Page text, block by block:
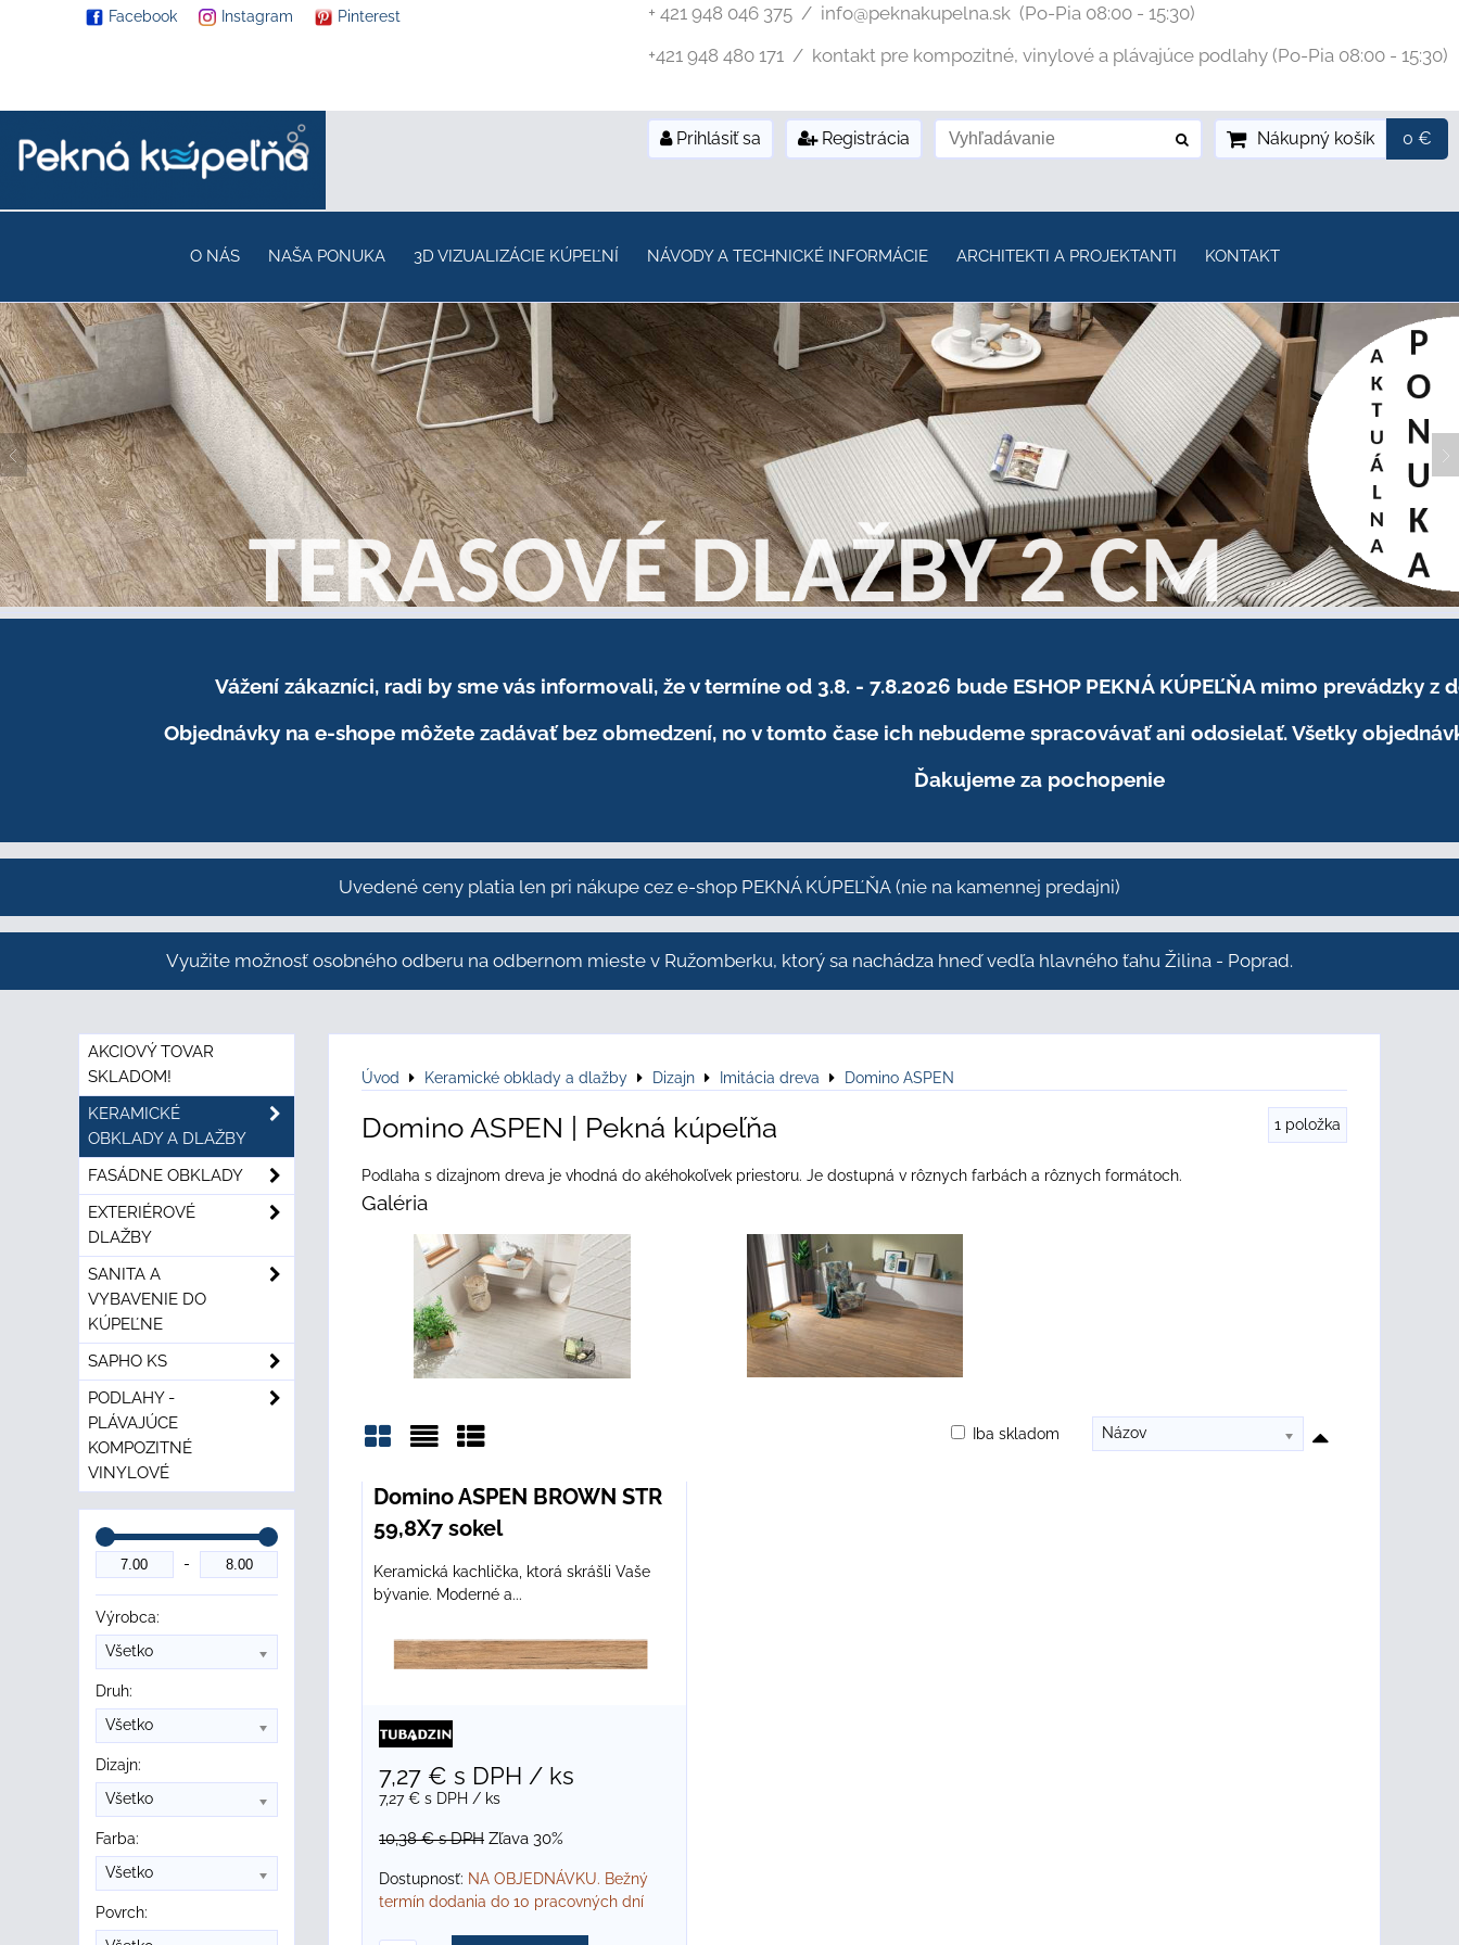
Facebook Instagram Pinterest + 421 948 046 375 / info@peknakupelna.sk (Po-Pia 08:00 - 15:30)
+421 948 480 171 / kontakt pre kompozitné, vinylové a plávajúce podlahy (Po-Pia 08:00 - 15:30)
Prihlásiť sa Registrácia Nákupný košík 0 €
O NÁS NAŠA PONUKA 3D VIZUALIZÁCIE KÚPEĽNÍ NÁVODY A TECHNICKÉ INFORMÁCIE ARCHITEKTI A PROJEKTANTI KONTAKT
Vážení zákazníci, radi by sme vás informovali, že v termíne od 3.8. - 7.8.2026 bude ESHOP PEKNÁ KÚPEĽŇA mimo prevádzky z
Objednávky na e-shope môžete zadávať bez obmedzení, no v tomto čase ich nebudeme spracovávať ani odosielať. Všetky
Ďakujeme za pochopenie
Uvedené ceny platia len pri nákupe cez e-shop PEKNÁ KÚPEĽŇA (nie na kamennej predajni)
Využite možnosť osobného odberu na odbernom mieste v Ružomberku, ktorý sa nachádza hneď vedľa hlavného ťahu Žilina - Poprad.
Úvod Keramické obklady a dlažby Dizajn Imitácia dreva Domino ASPEN
Domino ASPEN | Pekná kúpeľňa 1 položka
Podlaha s dizajnom dreva je vhodná do akéhokoľvek priestoru. Je dostupná v rôznych farbách a rôznych formátoch.
Galéria
Mriežka
Názov
Iba skladom
Domino ASPEN BROWN STR
59,8X7 sokel
Keramická kachlička, ktorá skrášli Vaše
bývanie. Moderné a...
7,27 € s DPH / ks
7,27 € s DPH / ks
10,38 €s DPH Zľava 30%
Dostupnosť: NA OBJEDNÁVKU. Bežný
termín dodania do 10 pracovných dní
AKCIOVÝ TOVAR
SKLADOM!
KERAMICKÉ
OBKLADY A DLAŽBY
FASÁDNE OBKLADY
EXTERIÉROVÉ
DLAŽBY
SANITA A
VYBAVENIE DO
KÚPEĽNE
SAPHO KS
PODLAHY -
PLÁVAJÚCE
KOMPOZITNÉ
VINYLOVÉ
Výrobca:
Všetko
Druh:
Všetko
Dizajn:
Všetko
Farba:
Všetko
Povrch: